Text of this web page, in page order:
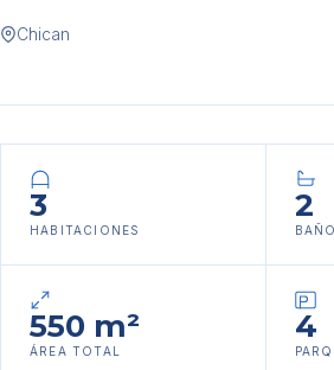
Chican
3
HABITACIONES
2
550 m²
ÁREA TOTAL
4